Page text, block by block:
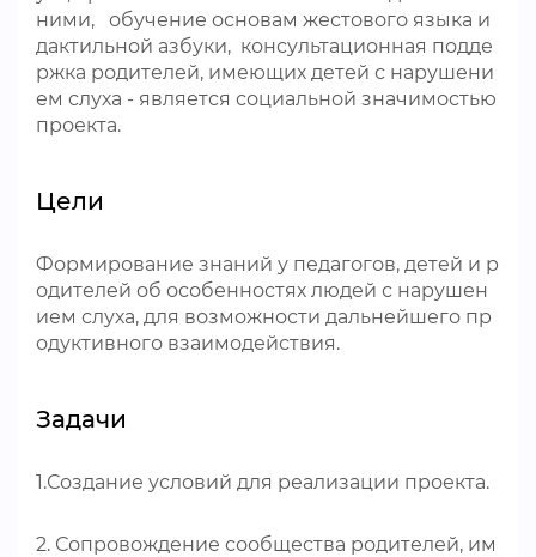
ними, обучение основам жестового языка и
дактильной азбуки, консультационная подде
ржка родителей, имеющих детей с нарушени
ем слуха - является социальной значимостью
проекта.
Цели
Формирование знаний у педагогов, детей и р
одителей об особенностях людей с нарушен
ием слуха, для возможности дальнейшего пр
одуктивного взаимодействия.
Задачи
1.Создание условий для реализации проекта.
2. Сопровождение сообщества родителей, им